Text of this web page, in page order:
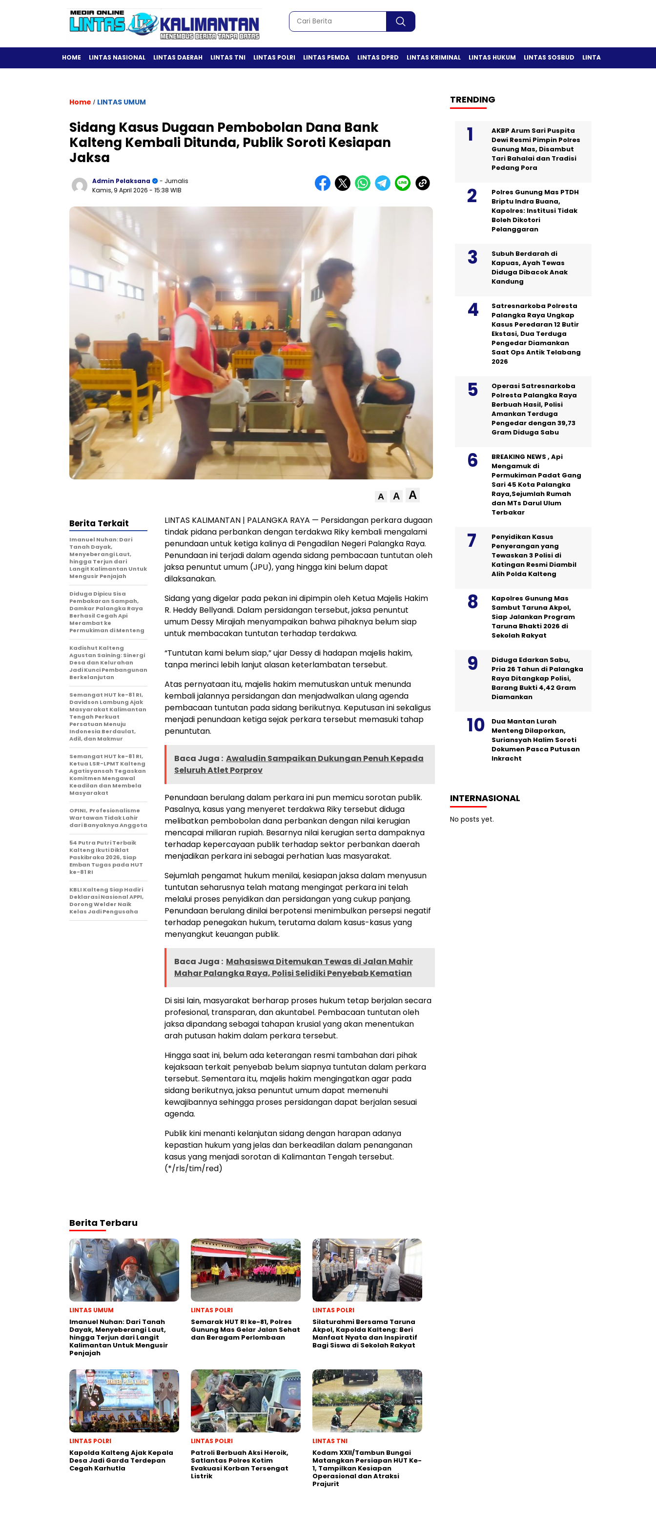
HOME LINTAS NASIONAL LINTAS DAERAH LINTAS TNI LINTAS POLRI LINTAS PEMDA LINTAS DPRD LINTAS KRIMINAL LINTAS HUKUM LINTAS SOSBUD LINTAS OLAH RAGA
Home / LINTAS UMUM
Sidang Kasus Dugaan Pembobolan Dana Bank
Kalteng Kembali Ditunda, Publik Soroti Kesiapan
Jaksa
Admin Pelaksana
- Jurnalis
Kamis, 9 April 2026 - 15:38 WIB
A A A
LINTAS KALIMANTAN | PALANGKA RAYA — Persidangan perkara dugaan
tindak pidana perbankan dengan terdakwa Riky kembali mengalami
penundaan untuk ketiga kalinya di Pengadilan Negeri Palangka Raya.
Penundaan ini terjadi dalam agenda sidang pembacaan tuntutan oleh
jaksa penuntut umum (JPU), yang hingga kini belum dapat
dilaksanakan.
Sidang yang digelar pada pekan ini dipimpin oleh Ketua Majelis Hakim
R. Heddy Bellyandi. Dalam persidangan tersebut, jaksa penuntut
umum Dessy Mirajiah menyampaikan bahwa pihaknya belum siap
untuk membacakan tuntutan terhadap terdakwa.
“Tuntutan kami belum siap,” ujar Dessy di hadapan majelis hakim,
tanpa merinci lebih lanjut alasan keterlambatan tersebut.
Atas pernyataan itu, majelis hakim memutuskan untuk menunda
kembali jalannya persidangan dan menjadwalkan ulang agenda
pembacaan tuntutan pada sidang berikutnya. Keputusan ini sekaligus
menjadi penundaan ketiga sejak perkara tersebut memasuki tahap
penuntutan.
Baca Juga : Awaludin Sampaikan Dukungan Penuh Kepada
Seluruh Atlet Porprov
Penundaan berulang dalam perkara ini pun memicu sorotan publik.
Pasalnya, kasus yang menyeret terdakwa Riky tersebut diduga
melibatkan pembobolan dana perbankan dengan nilai kerugian
mencapai miliaran rupiah. Besarnya nilai kerugian serta dampaknya
terhadap kepercayaan publik terhadap sektor perbankan daerah
menjadikan perkara ini sebagai perhatian luas masyarakat.
Sejumlah pengamat hukum menilai, kesiapan jaksa dalam menyusun
tuntutan seharusnya telah matang mengingat perkara ini telah
melalui proses penyidikan dan persidangan yang cukup panjang.
Penundaan berulang dinilai berpotensi menimbulkan persepsi negatif
terhadap penegakan hukum, terutama dalam kasus-kasus yang
menyangkut keuangan publik.
Baca Juga : Mahasiswa Ditemukan Tewas di Jalan Mahir
Mahar Palangka Raya, Polisi Selidiki Penyebab Kematian
Di sisi lain, masyarakat berharap proses hukum tetap berjalan secara
profesional, transparan, dan akuntabel. Pembacaan tuntutan oleh
jaksa dipandang sebagai tahapan krusial yang akan menentukan
arah putusan hakim dalam perkara tersebut.
Hingga saat ini, belum ada keterangan resmi tambahan dari pihak
kejaksaan terkait penyebab belum siapnya tuntutan dalam perkara
tersebut. Sementara itu, majelis hakim mengingatkan agar pada
sidang berikutnya, jaksa penuntut umum dapat memenuhi
kewajibannya sehingga proses persidangan dapat berjalan sesuai
agenda.
Publik kini menanti kelanjutan sidang dengan harapan adanya
kepastian hukum yang jelas dan berkeadilan dalam penanganan
kasus yang menjadi sorotan di Kalimantan Tengah tersebut.
(*/rls/tim/red)
Berita Terkait
Imanuel Nuhan: Dari
Tanah Dayak,
Menyeberangi Laut,
hingga Terjun dari
Langit Kalimantan Untuk
Mengusir Penjajah
Diduga Dipicu Sisa
Pembakaran Sampah,
Damkar Palangka Raya
Berhasil Cegah Api
Merambat ke
Permukiman di Menteng
Kadishut Kalteng
Agustan Saining: Sinergi
Desa dan Kelurahan
Jadi Kunci Pembangunan
Berkelanjutan
Semangat HUT ke-81 RI,
Davidson Lambung Ajak
Masyarakat Kalimantan
Tengah Perkuat
Persatuan Menuju
Indonesia Berdaulat,
Adil, dan Makmur
Semangat HUT ke-81 RI,
Ketua LSR-LPMT Kalteng
Agatisyansah Tegaskan
Komitmen Mengawal
Keadilan dan Membela
Masyarakat
OPINI, Profesionalisme
Wartawan Tidak Lahir
dari Banyaknya Anggota
54 Putra Putri Terbaik
Kalteng Ikuti Diklat
Paskibraka 2026, Siap
Emban Tugas pada HUT
ke-81 RI
KBLI Kalteng Siap Hadiri
Deklarasi Nasional APPI,
Dorong Welder Naik
Kelas Jadi Pengusaha
Berita Terbaru
LINTAS UMUM
Imanuel Nuhan: Dari Tanah
Dayak, Menyeberangi Laut,
hingga Terjun dari Langit
Kalimantan Untuk Mengusir
Penjajah
LINTAS POLRI
Semarak HUT RI ke-81, Polres
Gunung Mas Gelar Jalan Sehat
dan Beragam Perlombaan
LINTAS POLRI
Silaturahmi Bersama Taruna
Akpol, Kapolda Kalteng: Beri
Manfaat Nyata dan Inspiratif
Bagi Siswa di Sekolah Rakyat
LINTAS POLRI
Kapolda Kalteng Ajak Kepala
Desa Jadi Garda Terdepan
Cegah Karhutla
LINTAS POLRI
Patroli Berbuah Aksi Heroik,
Satlantas Polres Kotim
Evakuasi Korban Tersengat
Listrik
LINTAS TNI
Kodam XXII/Tambun Bungai
Matangkan Persiapan HUT Ke-
1, Tampilkan Kesiapan
Operasional dan Atraksi
Prajurit
TRENDING
AKBP Arum Sari Puspita
Dewi Resmi Pimpin Polres
Gunung Mas, Disambut
Tari Bahalai dan Tradisi
Pedang Pora
Polres Gunung Mas PTDH
Briptu Indra Buana,
Kapolres: Institusi Tidak
Boleh Dikotori
Pelanggaran
Subuh Berdarah di
Kapuas, Ayah Tewas
Diduga Dibacok Anak
Kandung
Satresnarkoba Polresta
Palangka Raya Ungkap
Kasus Peredaran 12 Butir
Ekstasi, Dua Terduga
Pengedar Diamankan
Saat Ops Antik Telabang
2026
Operasi Satresnarkoba
Polresta Palangka Raya
Berbuah Hasil, Polisi
Amankan Terduga
Pengedar dengan 39,73
Gram Diduga Sabu
BREAKING NEWS , Api
Mengamuk di
Permukiman Padat Gang
Sari 45 Kota Palangka
Raya,Sejumlah Rumah
dan MTs Darul Ulum
Terbakar
Penyidikan Kasus
Penyerangan yang
Tewaskan 3 Polisi di
Katingan Resmi Diambil
Alih Polda Kalteng
Kapolres Gunung Mas
Sambut Taruna Akpol,
Siap Jalankan Program
Taruna Bhakti 2026 di
Sekolah Rakyat
Diduga Edarkan Sabu,
Pria 26 Tahun di Palangka
Raya Ditangkap Polisi,
Barang Bukti 4,42 Gram
Diamankan
Dua Mantan Lurah
Menteng Dilaporkan,
Suriansyah Halim Soroti
Dokumen Pasca Putusan
Inkracht
INTERNASIONAL
No posts yet.